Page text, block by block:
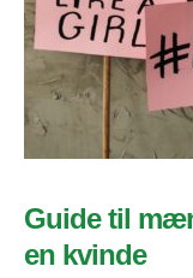
Guide til
en kvinde